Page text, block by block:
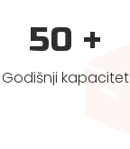
50 +
Godišnji kapacitet